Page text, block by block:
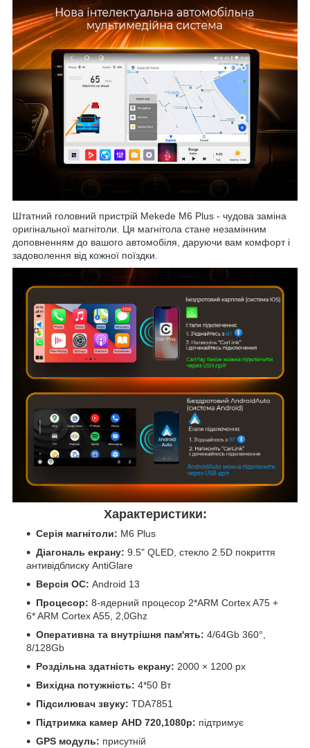
Штатний головний пристрій Mekede M6 Plus - чудова заміна
оригінальної магнітоли. Ця магнітола стане незамінним
доповненням до вашого автомобіля, даруючи вам комфорт і
задоволення від кожної поїздки.
Характеристики:
Серія магнітоли: M6 Plus
Діагональ екрану: 9.5" QLED, стекло 2.5D покриття
антивідблиску AntiGlare
Версія ОС: Android 13
Процесор: 8-ядерний процесор 2*ARM Cortex A75 +
6* ARM Cortex A55, 2,0Ghz
Оперативна та внутрішня пам'ять: 4/64Gb 360°,
8/128Gb
Роздільна здатність екрану: 2000 × 1200 px
Вихідна потужність: 4*50 Вт
Підсилювач звуку: TDA7851
Підтримка камер AHD 720,1080р: підтримує
GPS модуль: присутній